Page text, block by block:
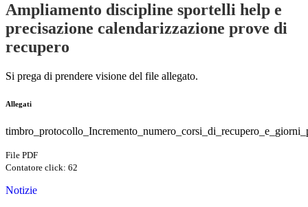
Ampliamento discipline sportelli help e
precisazione calendarizzazione prove di
recupero
Si prega di prendere visione del file allegato.
Allegati
File PDF
Contatore click: 62
Notizie